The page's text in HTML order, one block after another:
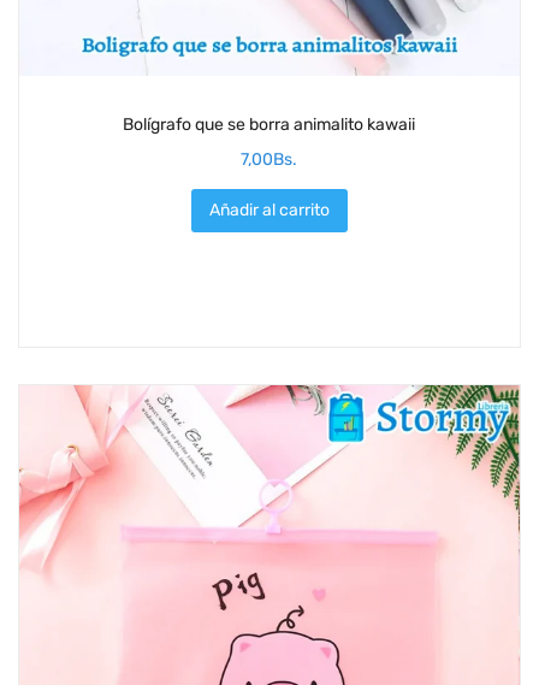
Bolígrafo que se borra animalito kawaii
7,00Bs.
Añadir al carrito